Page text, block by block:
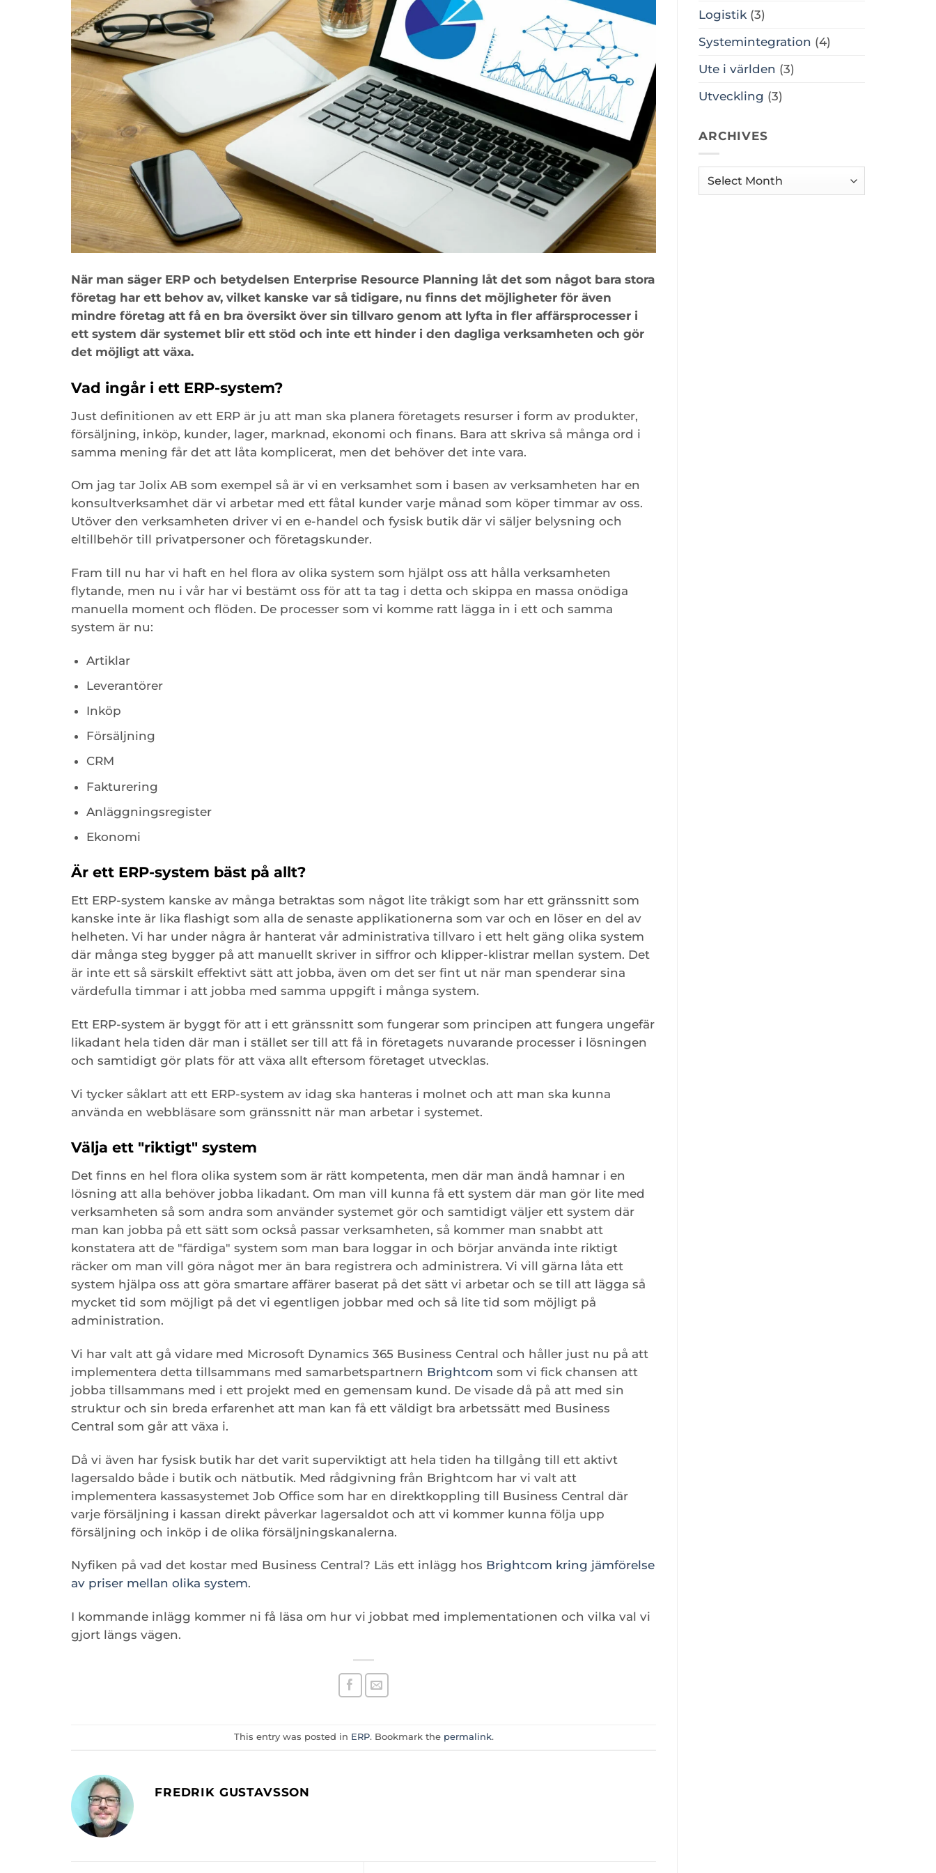
När man säger ERP och betydelsen Enterprise Resource Planning låt det som något bara stora
företag har ett behov av, vilket kanske var så tidigare, nu finns det möjligheter för även
mindre företag att få en bra översikt över sin tillvaro genom att lyfta in fler affärsprocesser i
ett system där systemet blir ett stöd och inte ett hinder i den dagliga verksamheten och gör
det möjligt att växa.
Vad ingår i ett ERP-system?
Just definitionen av ett ERP är ju att man ska planera företagets resurser i form av produkter,
försäljning, inköp, kunder, lager, marknad, ekonomi och finans. Bara att skriva så många ord i
samma mening får det att låta komplicerat, men det behöver det inte vara.
Om jag tar Jolix AB som exempel så är vi en verksamhet som i basen av verksamheten har en
konsultverksamhet där vi arbetar med ett fåtal kunder varje månad som köper timmar av oss.
Utöver den verksamheten driver vi en e-handel och fysisk butik där vi säljer belysning och
eltillbehör till privatpersoner och företagskunder.
Fram till nu har vi haft en hel flora av olika system som hjälpt oss att hålla verksamheten
flytande, men nu i vår har vi bestämt oss för att ta tag i detta och skippa en massa onödiga
manuella moment och flöden. De processer som vi komme ratt lägga in i ett och samma
system är nu:
Artiklar
Leverantörer
Inköp
Försäljning
CRM
Fakturering
Anläggningsregister
Ekonomi
Är ett ERP-system bäst på allt?
Ett ERP-system kanske av många betraktas som något lite tråkigt som har ett gränssnitt som
kanske inte är lika flashigt som alla de senaste applikationerna som var och en löser en del av
helheten. Vi har under några år hanterat vår administrativa tillvaro i ett helt gäng olika system
där många steg bygger på att manuellt skriver in siffror och klipper-klistrar mellan system. Det
är inte ett så särskilt effektivt sätt att jobba, även om det ser fint ut när man spenderar sina
värdefulla timmar i att jobba med samma uppgift i många system.
Ett ERP-system är byggt för att i ett gränssnitt som fungerar som principen att fungera ungefär
likadant hela tiden där man i stället ser till att få in företagets nuvarande processer i lösningen
och samtidigt gör plats för att växa allt eftersom företaget utvecklas.
Vi tycker såklart att ett ERP-system av idag ska hanteras i molnet och att man ska kunna
använda en webbläsare som gränssnitt när man arbetar i systemet.
Välja ett "riktigt" system
Det finns en hel flora olika system som är rätt kompetenta, men där man ändå hamnar i en
lösning att alla behöver jobba likadant. Om man vill kunna få ett system där man gör lite med
verksamheten så som andra som använder systemet gör och samtidigt väljer ett system där
man kan jobba på ett sätt som också passar verksamheten, så kommer man snabbt att
konstatera att de "färdiga" system som man bara loggar in och börjar använda inte riktigt
räcker om man vill göra något mer än bara registrera och administrera. Vi vill gärna låta ett
system hjälpa oss att göra smartare affärer baserat på det sätt vi arbetar och se till att lägga så
mycket tid som möjligt på det vi egentligen jobbar med och så lite tid som möjligt på
administration.
Vi har valt att gå vidare med Microsoft Dynamics 365 Business Central och håller just nu på att
implementera detta tillsammans med samarbetspartnern Brightcom som vi fick chansen att
jobba tillsammans med i ett projekt med en gemensam kund. De visade då på att med sin
struktur och sin breda erfarenhet att man kan få ett väldigt bra arbetssätt med Business
Central som går att växa i.
Då vi även har fysisk butik har det varit superviktigt att hela tiden ha tillgång till ett aktivt
lagersaldo både i butik och nätbutik. Med rådgivning från Brightcom har vi valt att
implementera kassasystemet Job Office som har en direktkoppling till Business Central där
varje försäljning i kassan direkt påverkar lagersaldot och att vi kommer kunna följa upp
försäljning och inköp i de olika försäljningskanalerna.
Nyfiken på vad det kostar med Business Central? Läs ett inlägg hos Brightcom kring jämförelse
av priser mellan olika system.
I kommande inlägg kommer ni få läsa om hur vi jobbat med implementationen och vilka val vi
gjort längs vägen.
This entry was posted in ERP. Bookmark the permalink.
FREDRIK GUSTAVSSON
Logistik (3)
Systemintegration (4)
Ute i världen (3)
Utveckling (3)
ARCHIVES
Archives